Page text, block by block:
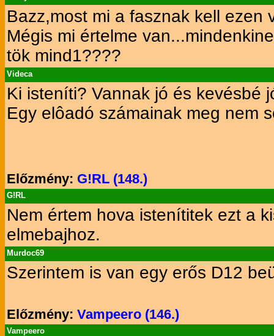
Bazz,most mi a fasznak kell ezen
Mégis mi értelme
tök mind1????
Videca
Ki isteníti? Vannak jó és kevésbé
Egy elôadó számainak meg nem
Előzmény: G!RL (148.)
G!RL
Nem értem hova istenítitek ezt a
elmebajhoz.
Murdoc69
Szerintem is van egy erős D12
Előzmény: Vampeero (146.)
Vampeero